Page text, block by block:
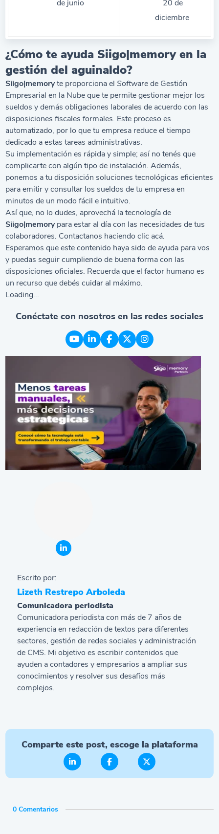
de junio
20 de
diciembre
¿Cómo te ayuda Siigo|memory en la
gestión del aguinaldo?
Siigo|memoryte proporciona elSoftwarede Gestión
Empresarial en la Nube que te permite gestionar mejor los
sueldos y demás obligaciones laborales de acuerdo con las
disposiciones fiscales formales. Este proceso es
automatizado, por lo que tu empresa reduce el tiempo
dedicado a estas tareas administrativas.
Su implementación es rápida y simple; así no tenés que
complicarte con algún tipo de instalación. Además,
ponemos a tu disposición soluciones tecnológicas eficientes
para emitir y consultar los sueldos de tu empresa en
minutos de un modo fácil e intuitivo.
Así que, no lo dudes, aprovechá la tecnología de
Siigo|memorypara estar al día con las necesidades de tus
colaboradores. Contactanos haciendo clic acá.
Esperamos que este contenido haya sido de ayuda para vos
y puedas seguir cumpliendo de buena forma con las
disposiciones oficiales. Recuerda que el factor humano es
un recurso que debés cuidar al máximo.
Loading...
Conéctate con nosotros en las redes sociales
Escrito por:
Lizeth Restrepo Arboleda
Comunicadora periodista
Comunicadora periodista con más de 7 años de
experiencia en redacción de textos para diferentes
sectores, gestión de redes sociales y administración
de CMS. Mi objetivo es escribir contenidos que
ayuden a contadores y empresarios a ampliar sus
conocimientos y resolver sus desafíos más
complejos.
Comparte este post, escoge la plataforma
0 Comentarios